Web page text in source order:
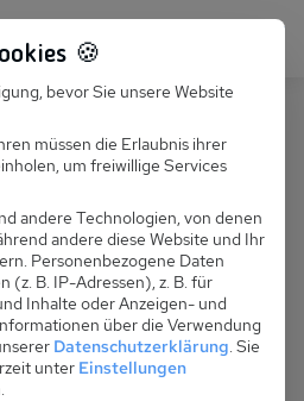
251 899 050
Suchen
Nr. 12 mit
🍪
bevor Sie unsere Website
müssen die Erlaubnis ihrer
um freiwillige Services
andere Technologien, von denen
andere diese Website und Ihr
Personenbezogene Daten
(z. B. IP-Adressen), z. B. für
Inhalte oder Anzeigen- und
über die Verwendung
Datenschutzerklärung. Sie
unter Einstellungen